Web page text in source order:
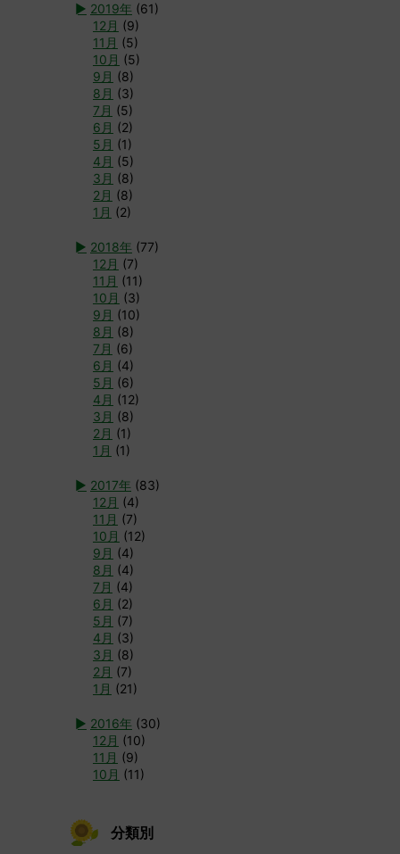
► 2019年 (61)
12月 (9)
11月 (5)
10月 (5)
9月 (8)
8月 (3)
7月 (5)
6月 (2)
5月 (1)
4月 (5)
3月 (8)
2月 (8)
1月 (2)
► 2018年 (77)
12月 (7)
11月 (11)
10月 (3)
9月 (10)
8月 (8)
7月 (6)
6月 (4)
5月 (6)
4月 (12)
3月 (8)
2月 (1)
1月 (1)
► 2017年 (83)
12月 (4)
11月 (7)
10月 (12)
9月 (4)
8月 (4)
7月 (4)
6月 (2)
5月 (7)
4月 (3)
3月 (8)
2月 (7)
1月 (21)
► 2016年 (30)
12月 (10)
11月 (9)
10月 (11)
分類別